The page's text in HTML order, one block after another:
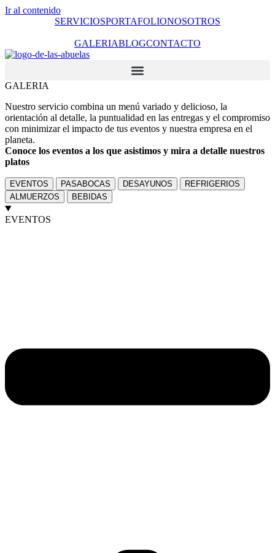
Ir al contenido
SERVICIOSPORTAFOLIONOSOTROS
GALERIABLOGCONTACTO
GALERIA
Nuestro servicio combina un menú variado y delicioso, la
orientación al detalle, la puntualidad en las entregas y el compromiso
con minimizar el impacto de tus eventos y nuestra empresa en el
planeta.
Conoce los eventos a los que asistimos y mira a detalle nuestros
platos
EVENTOS PASABOCAS DESAYUNOS
REFRIGERIOS
ALMUERZOS
BEBIDAS
EVENTOS